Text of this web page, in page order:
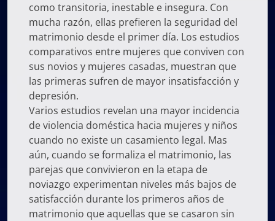
como transitoria, inestable e insegura. Con
mucha razón, ellas prefieren la seguridad del
matrimonio desde el primer día. Los estudios
comparativos entre mujeres que conviven con
sus novios y mujeres casadas, muestran que
las primeras sufren de mayor insatisfacción y
depresión.
Varios estudios revelan una mayor incidencia
de violencia doméstica hacia mujeres y niños
cuando no existe un casamiento legal. Mas
aún, cuando se formaliza el matrimonio, las
parejas que convivieron en la etapa de
noviazgo experimentan niveles más bajos de
satisfacción durante los primeros años de
matrimonio que aquellas que se casaron sin